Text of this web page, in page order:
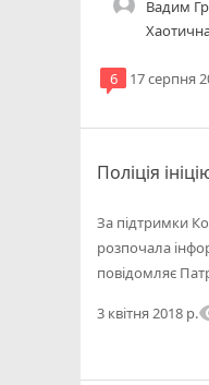
Вадим
6 17 серпня
Поліція
За підтримки
розпочала
повідомляє
3 квітня 2018 р.